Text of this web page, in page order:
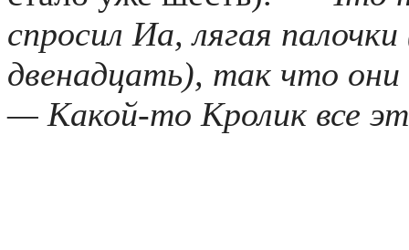
спросил Иа, лягая
двенадцать), так что они
— Какой-то Кролик все